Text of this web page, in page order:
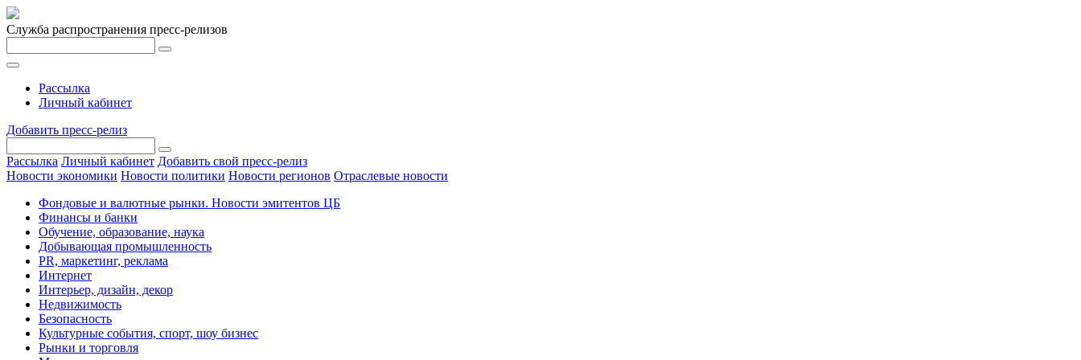
Служба распространения пресс-релизов
Рассылка
Личный кабинет
Добавить пресс-релиз
Рассылка Личный кабинет Добавить свой пресс-релиз
Новости экономики Новости политики Новости регионов Отраслевые новости
Фондовые и валютные рынки. Новости эмитентов ЦБ
Финансы и банки
Обучение, образование, наука
Добывающая промышленность
PR, маркетинг, реклама
Интернет
Интерьер, дизайн, декор
Недвижимость
Безопасность
Культурные события, спорт, шоу бизнес
Рынки и торговля